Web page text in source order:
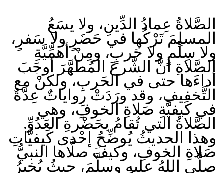
الصَّلاةُ عِمادُ الدِّينِ، ولا يسَعُ
المسلِمَ تَرْكُها في حَضَرٍ ولا سَفرٍ،
ولا سِلْمٍ ولا حَربٍ، ومِنْ أهمِّيَّةِ
الصَّلاةِ أنَّ الشَّرعَ المُطهَّرَ أوجَبَ
أداءَها حتى في الحَربِ، ولكنْ مع
التَّخفيفِ، وقد ورَدَتْ رِواياتٌ عِدَّةٌ
في كَيفيَّةِ صَلاةِ الخوفِ، وهي
الصَّلاةُ التي تُقامُ بحَضْرةِ العَدُوِّ.
وهذا الحديثُ يُوضِّحُ إحْدى كَيفيَّاتِ
صَلاةِ الخوفِ، وكيفَ صلَّاها النبيُّ
صلَّى اللهُ عليه وسلَّمَ، حيثُ يُخبِرُ